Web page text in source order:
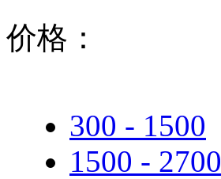
价格：
300 - 1500
1500 - 2700